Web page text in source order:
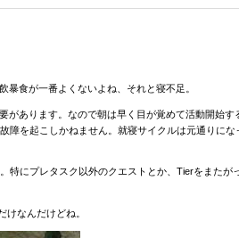
食が一番よくないよね、それと寝不足。
あります。なので朝は早く目が覚めて活動開始す
を起こしかねません。就寝サイクルは元通りに
にプレタスク以外のクエストとか、Tierをまたが
なんだけどね。